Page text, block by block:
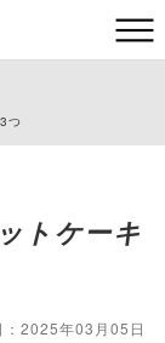
つ
トケーキ
：2025年03月05日